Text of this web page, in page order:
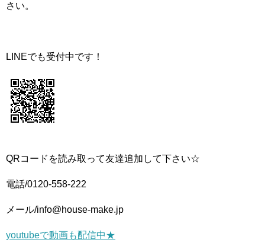
さい。
LINEでも受付中です！
QRコードを読み取って友達追加して下さい☆
電話/0120-558-222
メール/info@house-make.jp
youtubeで動画も配信中★